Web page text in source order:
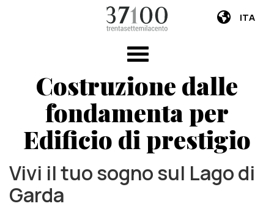
ITA
Costruzione dalle
fondamenta per
Edificio di prestigio
Vivi il tuo sogno sul Lago di
Garda